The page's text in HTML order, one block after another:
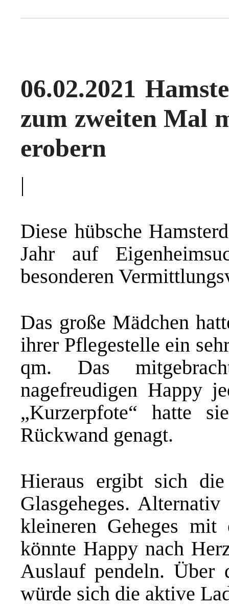
06.02.2021
zum zweiten Mal
erobern
|
Diese hübsche
Jahr auf
besonderen
Das große Mädchen
ihrer Pflegestelle ein
qm. Das
nagefreudigen Happy
„Kurzerpfote“ hatte
Rückwand genagt.
Hieraus ergibt sich die
Glasgeheges.
kleineren Geheges
könnte Happy nach
Auslauf pendeln. Über
würde sich die aktive